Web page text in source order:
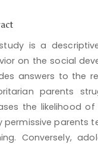
is a
on the social
answers to the
parents
the likelihood
permissive parents
Conversely,